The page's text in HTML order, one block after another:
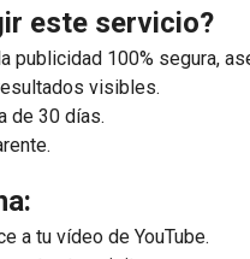
este servicio?
publicidad 100% segura,
visibles.
de 30 días.
a tu vídeo de YouTube.